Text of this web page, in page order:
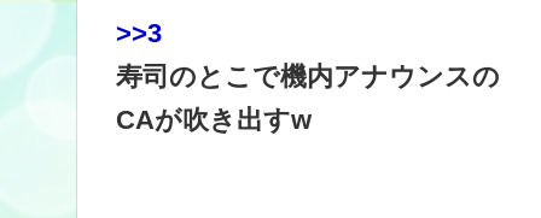
>>3
寿司のとこで機内アナウンスの
CAが吹き出すw